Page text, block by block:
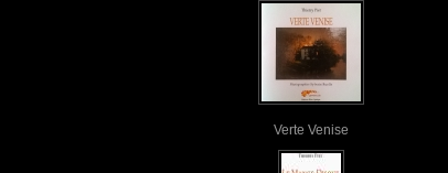
Verte Venise